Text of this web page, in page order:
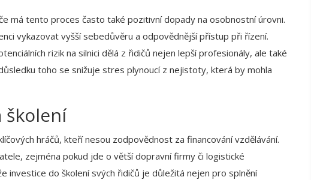
má tento proces často také pozitivní dopady na osobnostní úrovni.
vykazovat vyšší sebedůvěru a odpovědnější přístup při řízení.
rizik na silnici dělá z řidičů nejen lepší profesionály, ale také
toho se snižuje stres plynoucí z nejistoty, která by mohla
školení
hráčů, kteří nesou zodpovědnost za financování vzdělávání.
zejména pokud jde o větší dopravní firmy či logistické
investice do školení svých řidičů je důležitá nejen pro splnění